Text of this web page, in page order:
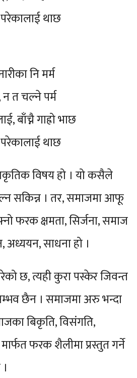
परेकालाई थाछ
नि मर्म
त चल्ने पर्म
बाँच्नै गाह्रो भाछ
परेकालाई थाछ
विषय हो । यो कसैले
सकिन्न । तर, समाजमा आफू
फरक क्षमता, सिर्जना, समाज
अध्ययन, साधना हो ।
छ, त्यही कुरा पस्केर जिवन्त
छैन । समाजमा अरु भन्दा
बिकृति, विसंगति,
फरक शैलीमा प्रस्तुत गर्ने